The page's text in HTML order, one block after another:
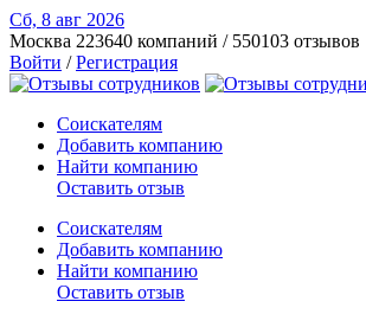
Сб, 8 авг 2026
Москва 223640 компаний / 550103 отзывов
Войти /Регистрация
Соискателям
Добавить компанию
Найти компанию
Оставить отзыв
Соискателям
Добавить компанию
Найти компанию
Оставить отзыв